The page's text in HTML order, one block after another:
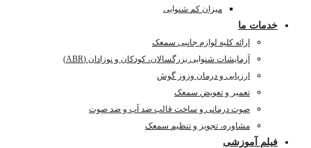
میزان کم شنوایی
خدمات ما
ارائه کلیه لوازم جانبی سمعک
آزمایشات شنوایی بزرگسالان، کودکان و نوزادان (ABR)
ارزیابی و درمان وزوز گوش
تعمیر و تعویض سمعک
صوت درمانی و ساخت قالب ضد آب و ضد صوت
مشاوره، تجویز و تنظیم سمعک
فیلم آموزشی